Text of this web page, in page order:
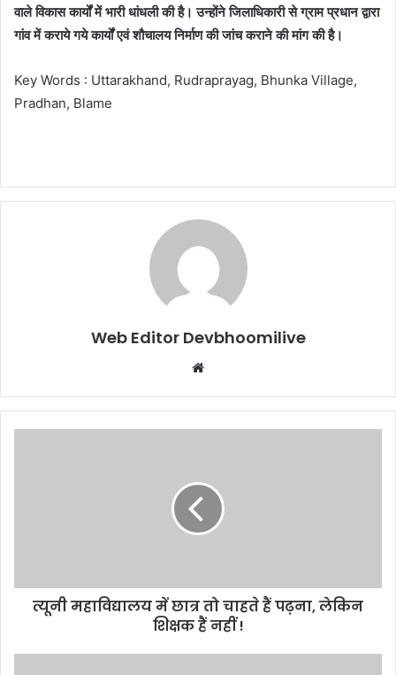
वाले विकास कार्यों में भारी धांधली की है। उन्होंने जिलाधिकारी से ग्राम प्रधान द्वारा
गांव में कराये गये कार्यों एवं शौचालय निर्माण की जांच कराने की मांग की है।
Key Words : Uttarakhand, Rudraprayag, Bhunka Village,
Pradhan, Blame
Web Editor Devbhoomilive
Website
त्यूनी महाविद्यालय में छात्र तो चाहते हैं पढ़ना, लेकिन
शिक्षक हैं नहीं !